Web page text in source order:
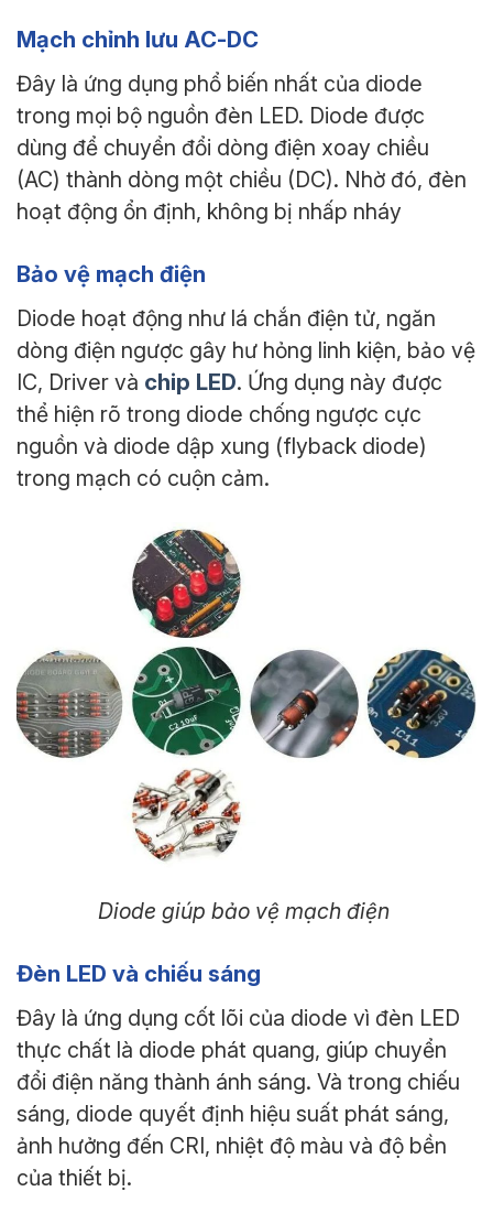
Mạch chỉnh lưu AC-DC
Đây là ứng dụng phổ biến nhất của diode
trong mọi bộ nguồn đèn LED. Diode được
dùng để chuyển đổi dòng điện xoay chiều
(AC) thành dòng một chiều (DC). Nhờ đó, đèn
hoạt động ổn định, không bị nhấp nháy
Bảo vệ mạch điện
Diode hoạt động như lá chắn điện tử, ngăn
dòng điện ngược gây hư hỏng linh kiện, bảo vệ
IC, Driver và chip LED. Ứng dụng này được
thể hiện rõ trong diode chống ngược cực
nguồn và diode dập xung (flyback diode)
trong mạch có cuộn cảm.
Diode giúp bảo vệ mạch điện
Đèn LED và chiếu sáng
Đây là ứng dụng cốt lõi của diode vì đèn LED
thực chất là diode phát quang, giúp chuyển
đổi điện năng thành ánh sáng. Và trong chiếu
sáng, diode quyết định hiệu suất phát sáng,
ảnh hưởng đến CRI, nhiệt độ màu và độ bền
của thiết bị.